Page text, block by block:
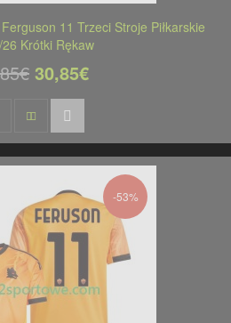
11 Trzeci Stroje Piłkarskie
Krótki Rękaw
30,85€
-53%